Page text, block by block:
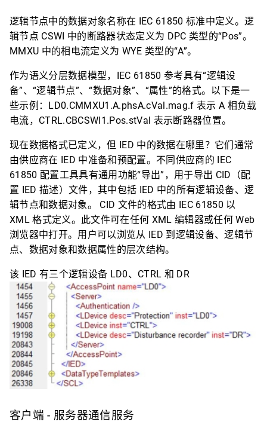
逻辑节点中的数据对象名称在 IEC 61850 标准中定义。逻
辑节点 CSWI 中的断路器状态定义为 DPC 类型的“Pos”。
MMXU 中的相电流定义为 WYE 类型的“A”。
作为语义分层数据模型，IEC 61850 参考具有“逻辑设
备”、“逻辑节点”、“数据对象”、“属性”的格式。以下是一
些示例：LD0.CMMXU1.A.phsA.cVal.mag.f 表示 A 相负载
电流，CTRL.CBCSWI1.Pos.stVal 表示断路器位置。
现在数据格式已定义，但 IED 中的数据在哪里？它们通常
由供应商在 IED 中准备和预配置。不同供应商的 IEC
61850 配置工具具有通用功能“导出”，用于导出 CID（配
置 IED 描述）文件，其中包括 IED 中的所有逻辑设备、逻
辑节点和数据对象。 CID 文件的格式由 IEC 61850 以
XML 格式定义。此文件可在任何 XML 编辑器或任何 Web
浏览器中打开。用户可以浏览从 IED 到逻辑设备、逻辑节
点、数据对象和数据属性的层次结构。
该 IED 有三个逻辑设备 LD0、CTRL 和 DR
客户端 - 服务器通信服务